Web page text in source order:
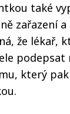
také
zařazení
že lékař,
který